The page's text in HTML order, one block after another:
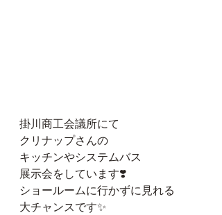
掛川商工会議所にて
クリナップさんの
キッチンやシステムバス
展示会をしています❣️
ショールームに行かずに見れる
大チャンスです✨